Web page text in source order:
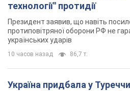
технології" протидії
Президент заявив, що навіть
протиповітряної оборони РФ не
українських ударів
10 часов назад 86,7 т.
Україна придбала у